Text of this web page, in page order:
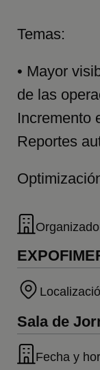
Temas:
• Mayor
de las
Incremento
Reportes
Sala de
Fecha y